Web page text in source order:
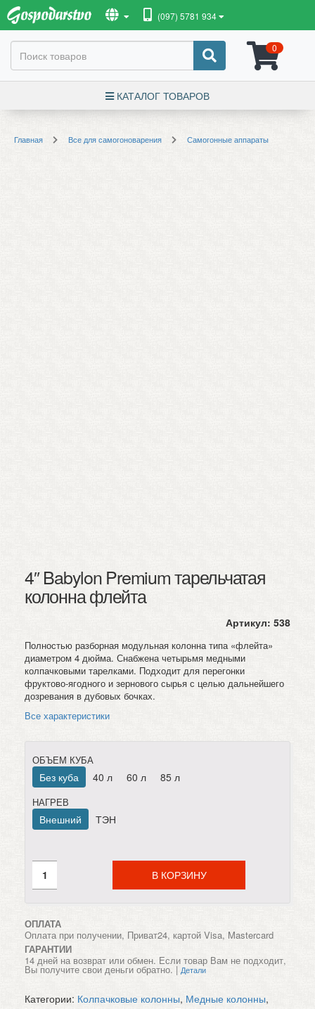
(097) 5781 934
0
КАТАЛОГ ТОВАРОВ
Главная Все для самогоноварения Самогонные аппараты
4″ Babylon Premium тарельчатая
колонна флейта
Артикул: 538
Полностью разборная модульная колонна типа «флейта»
диаметром 4 дюйма. Снабжена четырьмя медными
колпачковыми тарелками. Подходит для перегонки
фруктово-ягодного и зернового сырья с целью дальнейшего
дозревания в дубовых бочках.
Все характеристики
ОБЪЕМ КУБА
Без куба 40 л 60 л 85 л
НАГРЕВ
Внешний ТЭН
В КОРЗИНУ
ОПЛАТА
Оплата при получении, Приват24, картой Visa, Mastercard
ГАРАНТИИ
14 дней на возврат или обмен. Если товар Вам не подходит,
Вы получите свои деньги обратно. | Детали
Категории: Колпачковые колонны, Медные колонны,